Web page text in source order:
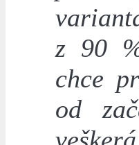
z 90
chce
od